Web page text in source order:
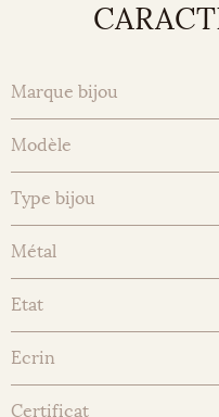
Marque bijou
Modèle
Type bijou
Métal
Etat
Ecrin
Certificat